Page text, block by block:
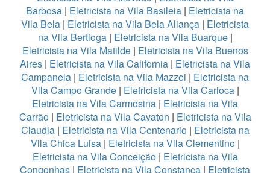
Barbosa | Eletricista na Vila Basileia | Eletricista na
Vila Bela | Eletricista na Vila Bela Aliança | Eletricista
na Vila Bertioga| Eletricista na Vila Buarque|
Eletricista na Vila Matilde| Eletricista na Vila Buenos
Aires | Eletricista na Vila California | Eletricista na Vila
Campanela | Eletricista na Vila Mazzei | Eletricista na
Vila Campo Grande| Eletricista na Vila Carioca|
Eletricista na Vila Carmosina | Eletricista na Vila
Carrão| Eletricista na Vila Cavaton | Eletricista na Vila
Claudia| Eletricista na Vila Centenario| Eletricista na
Vila Chica Luisa | Eletricista na Vila Clementino|
Eletricista na Vila Conceição| Eletricista na Vila
Congonhas | Eletricista na Vila Constança | Eletricista